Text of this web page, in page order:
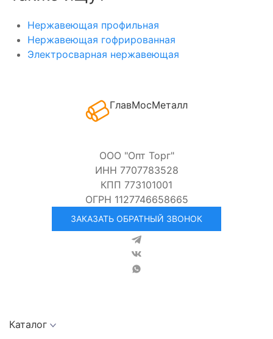
Нержавеющая профильная
Нержавеющая гофрированная
Электросварная нержавеющая
ГлавМосМеталл
ООО "Опт Торг"
ИНН 7707783528
КПП 773101001
ОГРН 1127746658665
ЗАКАЗАТЬ ОБРАТНЫЙ ЗВОНОК
Каталог